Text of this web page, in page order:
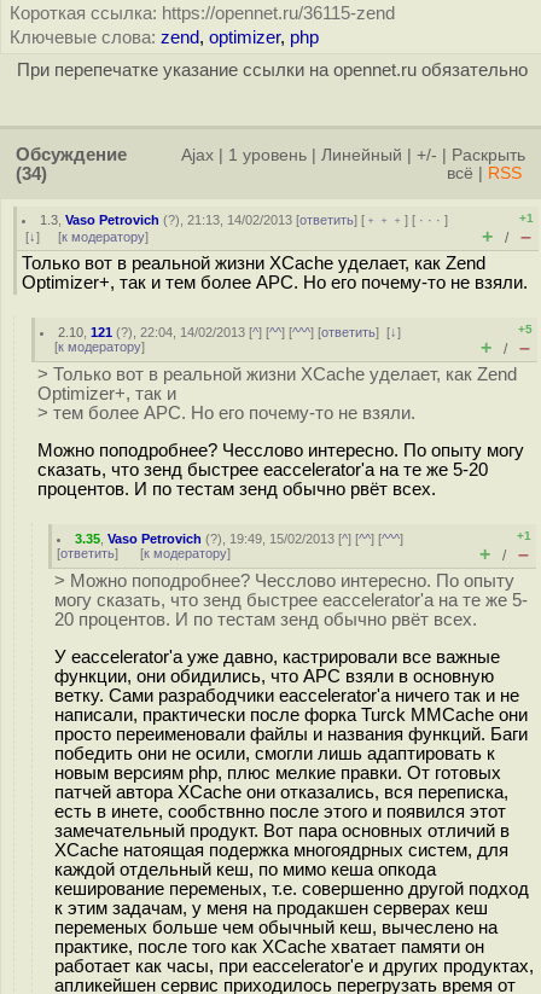
Короткая ссылка: https://opennet.ru/36115-zend
Ключевые слова: zend, optimizer, php
При перепечатке указание ссылки на opennet.ru обязательно
Обсуждение
(34)
Ajax 1 уровень Линейный +/-
Раскрыть
всё
RSS
1.3 ,Vaso Petrovich (?), 21:13, 14/02/2013 [ответить] [ ﹢﹢﹢] [ · · ·]
[↓] [к модератору]
+1
+ / –
Только вот в реальной жизни XCache уделает, как Zend
Optimizer+, так и тем более APC. Но его почему-то не взяли.
2.10 ,121 (?), 22:04, 14/02/2013 [^] [^^] [^^^] [ответить][↓]
[к модератору]
+5
+ / –
> Только вот в реальной жизни XCache уделает, как Zend
Optimizer+, так и
> тем более APC. Но его почему-то не взяли.
Можно поподробнее? Чесслово интересно. По опыту могу
сказать, что зенд быстрее eaccelerator'а на те же 5-20
процентов. И по тестам зенд обычно рвёт всех.
3.35 ,Vaso Petrovich (?), 19:49, 15/02/2013 [^] [^^] [^^^]
[ответить] [к модератору]
+1
+ / –
> Можно поподробнее? Чесслово интересно. По опыту
могу сказать, что зенд быстрее eaccelerator'а на те же 5-
20 процентов. И по тестам зенд обычно рвёт всех.
У eaccelerator'а уже давно, кастрировали все важные
функции, они обидились, что APC взяли в основную
ветку. Сами разрабодчики eaccelerator'а ничего так и не
написали, практически после форка Turck MMCache они
просто переименовали файлы и названия функций. Баги
победить они не осили, смогли лишь адаптировать к
новым версиям php, плюс мелкие правки. От готовых
патчей автора XCache они отказались, вся переписка,
есть в инете, сообствнно после этого и появился этот
замечательный продукт. Вот пара основных отличий в
XCache натоящая подержка многоядрных систем, для
каждой отдельный кеш, по мимо кеша опкода
кеширование переменых, т.е. совершенно другой подход
к этим задачам, у меня на продакшен серверах кеш
переменых больше чем обычный кеш, вычеслено на
практике, после того как XCache хватает памяти он
работает как часы, при eaccelerator'е и других продуктах,
апликейшен сервис приходилось перегрузать время от